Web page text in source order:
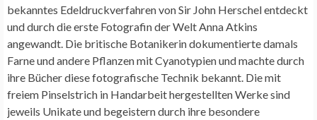
bekanntes Edeldruckverfahren von Sir John Herschel entdeckt
und durch die erste Fotografin der Welt Anna Atkins
angewandt. Die britische Botanikerin dokumentierte damals
Farne und andere Pflanzen mit Cyanotypien und machte durch
ihre Bücher diese fotografische Technik bekannt. Die mit
freiem Pinselstrich in Handarbeit hergestellten Werke sind
jeweils Unikate und begeistern durch ihre besondere